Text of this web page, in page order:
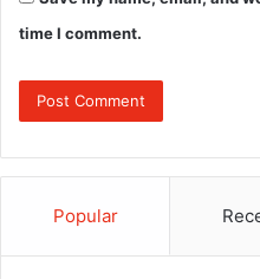
time I comment.
Popular